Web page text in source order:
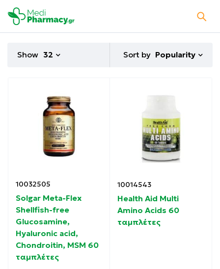
Sort by Popularity
Show 32
10032505
Solgar Meta-Flex
Shellfish-free
Glucosamine,
Hyaluronic acid,
Chondroitin, MSM 60
ταμπλέτες
10014543
Health Aid Multi
Amino Acids 60
ταμπλέτες